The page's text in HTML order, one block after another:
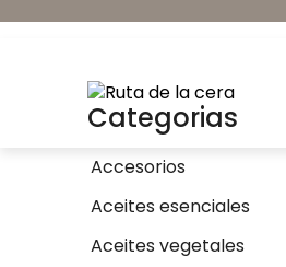
Categorias
Accesorios
Aceites esenciales
Aceites vegetales